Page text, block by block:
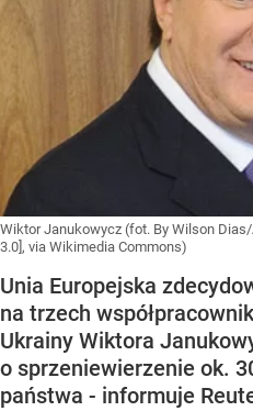
Wiktor Janukowycz (fot. By Wilson
3.0], via Wikimedia Commons)
Unia Europejska
na trzech
Ukrainy Wiktora
o sprzeniewierzenie ok.
państwa - informuje